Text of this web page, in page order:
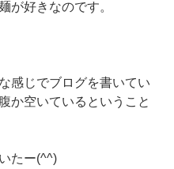
が好きなのです。
感じでブログを書いてい
か空いているということ
たー(^^)